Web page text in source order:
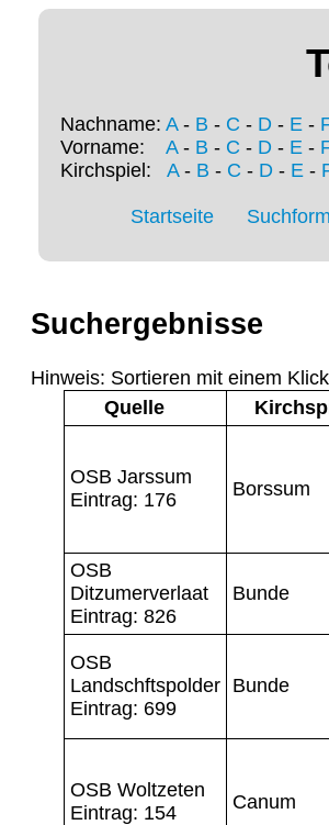
Nachname: A- B - C - D - E -
Vorname: A- B - C - D - E -
Kirchspiel: A- B - C - D- E-
Startseite
Suchergebnisse
Hinweis: Sortieren mit einem
Quelle
OSB Jarssum
Eintrag: 176
Borssum
OSB
Ditzumerverlaat
Eintrag: 826
Bunde
OSB
Landschftspolder
Eintrag: 699
Bunde
OSB Woltzeten
Eintrag: 154
Canum